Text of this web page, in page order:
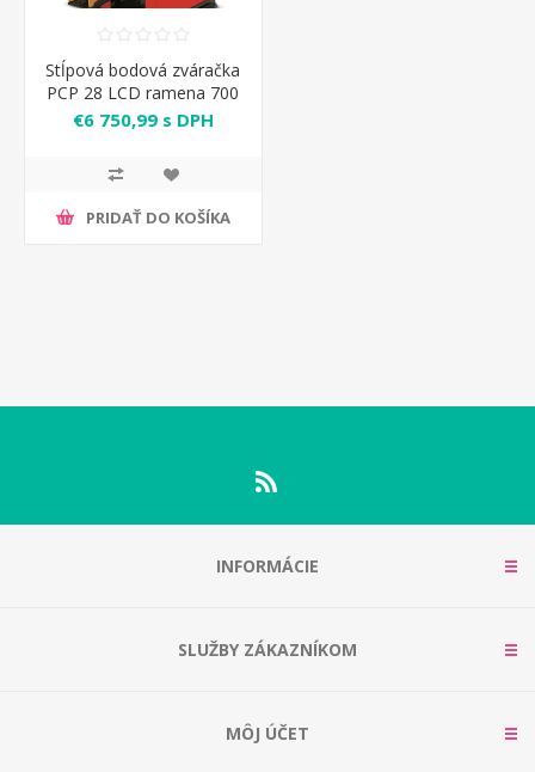
Stĺpová bodová zváračka
PCP 28 LCD ramena 700
mm Telwin
€6 750,99 s DPH
PRIDAŤ DO KOŠÍKA
INFORMÁCIE
SLUŽBY ZÁKAZNÍKOM
MÔJ ÚČET